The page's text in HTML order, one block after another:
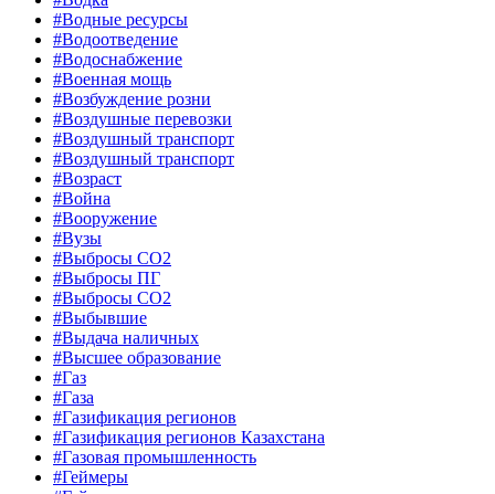
#Водные ресурсы
#Водоотведение
#Водоснабжение
#Военная мощь
#Возбуждение розни
#Воздушные перевозки
#Воздушный транспорт
#Воздушный транспорт
#Возраст
#Война
#Вооружение
#Вузы
#Выбросы CO2
#Выбросы ПГ
#Выбросы СО2
#Выбывшие
#Выдача наличных
#Высшее образование
#Газ
#Газа
#Газификация регионов
#Газификация регионов Казахстана
#Газовая промышленность
#Геймеры